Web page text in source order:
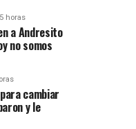
horas
a Andresito
no somos
cambiar
y le